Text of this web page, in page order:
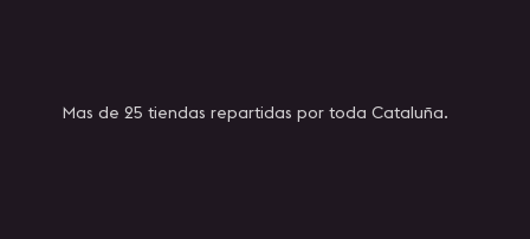
Mas de 25 tiendas repartidas por toda Cataluña.